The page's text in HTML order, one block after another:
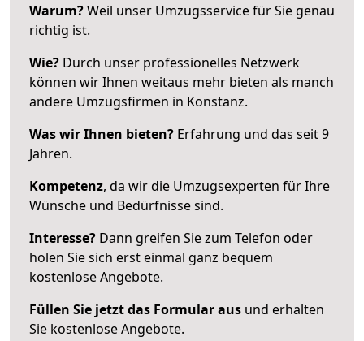
Warum?Weil unser Umzugsservice für Sie genau
richtig ist.
Wie? Durch unser professionelles Netzwerk
können wir Ihnen weitaus mehr bieten als manch
andere Umzugsfirmen in Konstanz.
Was wir Ihnen bieten? Erfahrung und das seit 9
Jahren.
Kompetenz, da wir die Umzugsexperten für Ihre
Wünsche und Bedürfnisse sind.
Interesse? Dann greifen Sie zum Telefon oder
holen Sie sich erst einmal ganz bequem
kostenlose Angebote.
Füllen Sie jetzt das Formular aus und erhalten
Sie kostenlose Angebote.